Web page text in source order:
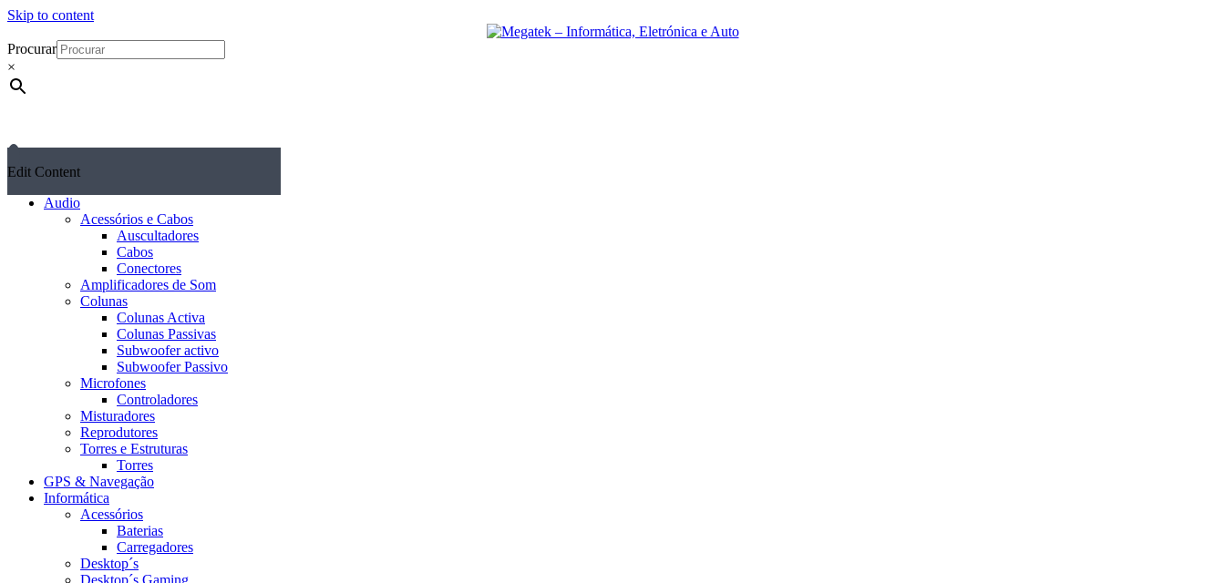
Skip to content
Procurar
×
Edit Content
Audio
Acessórios e Cabos
Auscultadores
Cabos
Conectores
Amplificadores de Som
Colunas
Colunas Activa
Colunas Passivas
Subwoofer activo
Subwoofer Passivo
Microfones
Controladores
Misturadores
Reprodutores
Torres e Estruturas
Torres
GPS & Navegação
Informática
Acessórios
Baterias
Carregadores
Desktop´s
Desktop´s Gaming